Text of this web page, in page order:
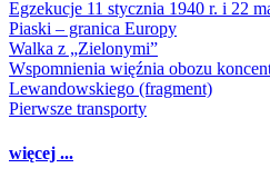
Egzekucje 11 stycznia 1940 r. i 22
Piaski – granica Europy
Walka z „Zielonymi”
Wspomnienia więźnia obozu
Lewandowskiego (fragment)
Pierwsze transporty
więcej ...